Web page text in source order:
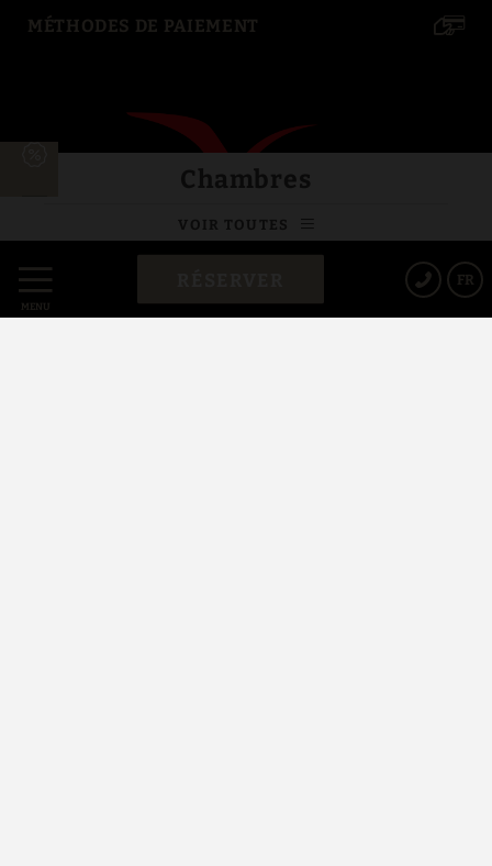
MENU
FR
Chambres
VOIR TOUTES
MÉTHODES DE PAIEMENT